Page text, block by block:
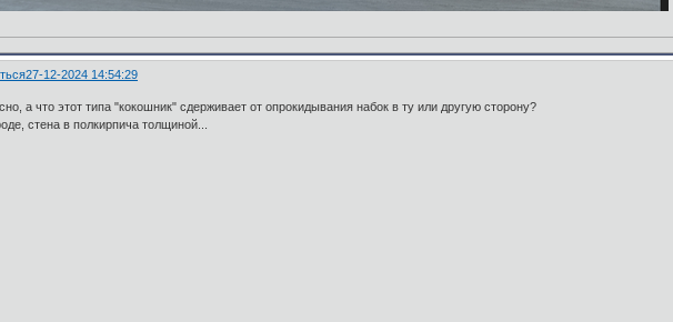
27-12-2024 14:54:29
а что этот типа "кокошник" сдерживает от опрокидывания набок в ту или другую сторону?
стена в полкирпича толщиной...